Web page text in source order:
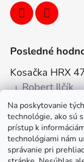
Na poskytovanie
technológie, ako sú
prístup k
technológiami nám
správanie pri
Posledné
Kosačka HRX
Hodnotenie
| Robert Ilčík
Super. Odporúčam
Facebook